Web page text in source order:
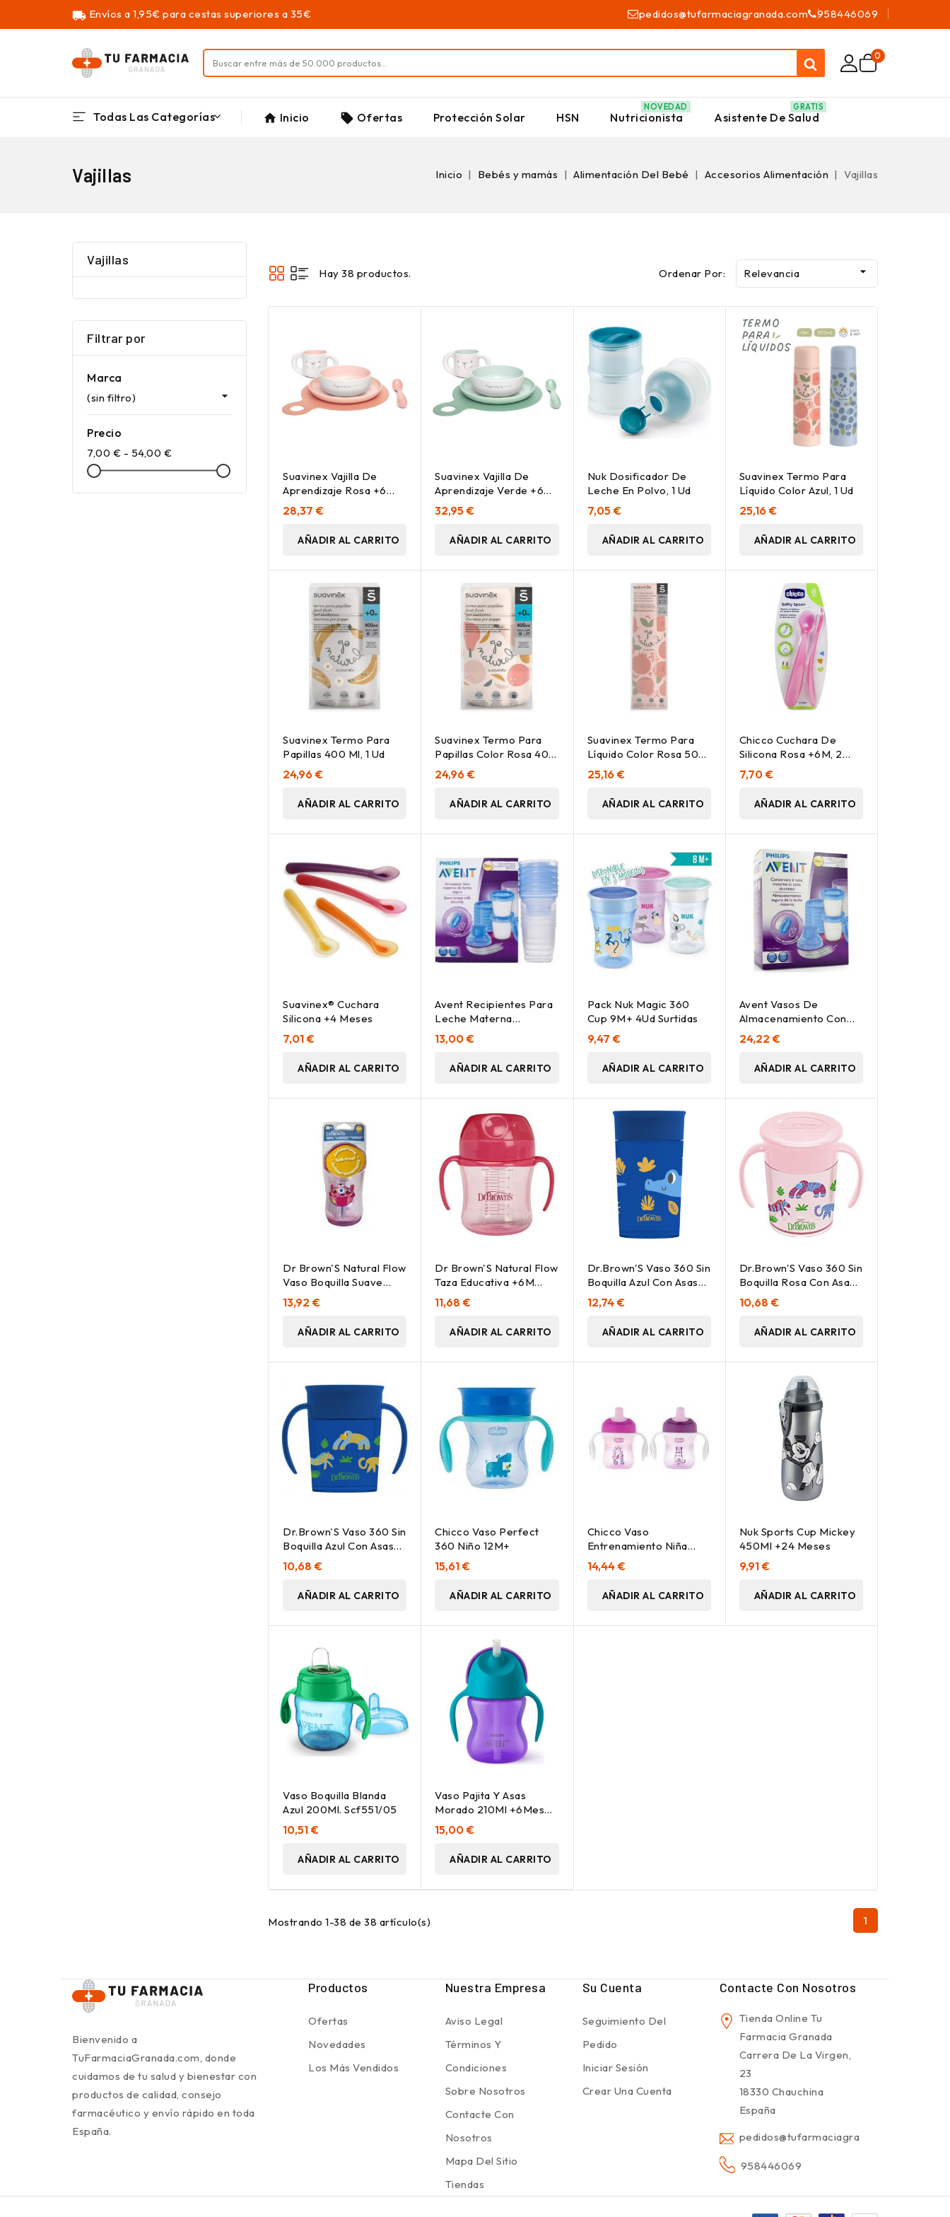
local_shipping Envíos a 1,95€ para cestas superiores a 35€ pedidos@tufarmaciagranada.com 958446069
0
Todas Las Categorías home Inicio local_offer Ofertas Protección Solar HSN Nutricionista
NOVEDAD
Asistente De Salud
GRATIS
Vajillas Inicio Bebés y mamás Alimentación Del Bebé Accesorios Alimentación Vajillas
Vajillas
Filtrar por
Marca
(sin filtro) 
Precio
7,00 € - 54,00 €
Hay 38 productos. Ordenar Por: Relevancia 
Suavinex Vajilla De
Aprendizaje Rosa +6
Meses, 5 Uds
28,37 €
AÑADIR AL CARRITO
Suavinex Vajilla De
Aprendizaje Verde +6
Meses, 1 Ud
32,95 €
AÑADIR AL CARRITO
Nuk Dosificador De
Leche En Polvo, 1 Ud
7,05 €
AÑADIR AL CARRITO
Suavinex Termo Para
Líquido Color Azul, 1 Ud
25,16 €
AÑADIR AL CARRITO
Suavinex Termo Para
Papillas 400 Ml, 1 Ud
24,96 €
AÑADIR AL CARRITO
Suavinex Termo Para
Papillas Color Rosa 400
Ml, 1 Ud
24,96 €
AÑADIR AL CARRITO
Suavinex Termo Para
Líquido Color Rosa 500
Ml, 1 Ud
25,16 €
AÑADIR AL CARRITO
Chicco Cuchara De
Silicona Rosa +6M, 2
Uds
7,70 €
AÑADIR AL CARRITO
Suavinex® Cuchara
Silicona +4 Meses
7,01 €
AÑADIR AL CARRITO
Avent Recipientes Para
Leche Materna
5X180Ml + 5 Tapas
13,00 €
AÑADIR AL CARRITO
Pack Nuk Magic 360
Cup 9M+ 4Ud Surtidas
9,47 €
AÑADIR AL CARRITO
Avent Vasos De
Almacenamiento Con
Tapa 10X180Ml +
Adaptadores 2Uds
24,22 €
AÑADIR AL CARRITO
Dr Brown'S Natural Flow
Vaso Boquilla Suave
+9M 270Ml 1Ud
13,92 €
AÑADIR AL CARRITO
Dr Brown'S Natural Flow
Taza Educativa +6M
170Ml 1Ud
11,68 €
AÑADIR AL CARRITO
Dr.Brown'S Vaso 360 Sin
Boquilla Azul Con Asas
300Ml
12,74 €
AÑADIR AL CARRITO
Dr.Brown'S Vaso 360 Sin
Boquilla Rosa Con Asas
200Ml
10,68 €
AÑADIR AL CARRITO
Dr.Brown'S Vaso 360 Sin
Boquilla Azul Con Asas
200Ml
10,68 €
AÑADIR AL CARRITO
Chicco Vaso Perfect
360 Niño 12M+
15,61 €
AÑADIR AL CARRITO
Chicco Vaso
Entrenamiento Niña
Surtidos 6M+
14,44 €
AÑADIR AL CARRITO
Nuk Sports Cup Mickey
450Ml +24 Meses
9,91 €
AÑADIR AL CARRITO
Vaso Boquilla Blanda
Azul 200Ml. Scf551/05
10,51 €
AÑADIR AL CARRITO
Vaso Pajita Y Asas
Morado 210Ml +6Meses
Scf796/02
15,00 €
AÑADIR AL CARRITO
Mostrando 1-38 de 38 artículo(s) 1
Bienvenido a
TuFarmaciaGranada.com, donde
cuidamos de tu salud y bienestar con
productos de calidad, consejo
farmacéutico y envío rápido en toda
España.
Productos
Ofertas
Novedades
Los Más Vendidos
Nuestra Empresa
Aviso Legal
Términos Y
Condiciones
Sobre Nosotros
Contacte Con
Nosotros
Mapa Del Sitio
Tiendas
Su Cuenta
Seguimiento Del
Pedido
Iniciar Sesión
Crear Una Cuenta
Contacte Con Nosotros
Tienda Online Tu
Farmacia Granada
Carrera De La Virgen,
23
18330 Chauchina
España
pedidos@tufarmaciagranada.com
958446069